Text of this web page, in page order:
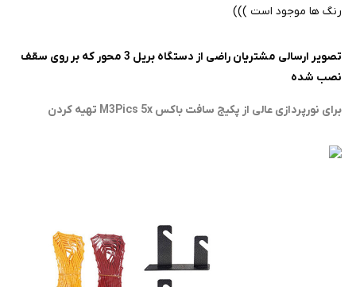
رنگ ها موجود است )))
تصویر ارسالی مشتریان راضی از دستگاه بریل 3 محور که بر روی سقف
نصب شده
برای نورپردازی عالی از پکیج سافت باکس M3Pics 5x تهیه کردن